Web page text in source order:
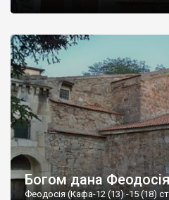
Богом дана
Феодосія (Кафа-12 (13) -15 (18)